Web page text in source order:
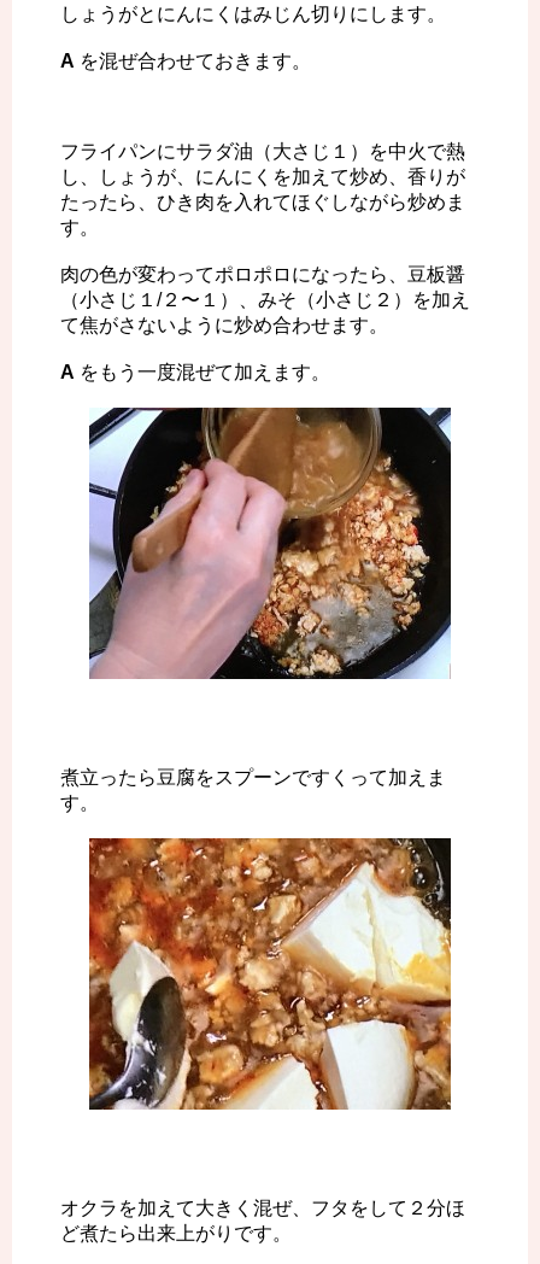
しょうがとにんにくはみじん切りにします。
A を混ぜ合わせておきます。
フライパンにサラダ油（大さじ１）を中火で熱
し、しょうが、にんにくを加えて炒め、香りが
たったら、ひき肉を入れてほぐしながら炒めま
す。
肉の色が変わってポロポロになったら、豆板醤
（小さじ１/２〜１）、みそ（小さじ２）を加え
て焦がさないように炒め合わせます。
A をもう一度混ぜて加えます。
煮立ったら豆腐をスプーンですくって加えま
す。
オクラを加えて大きく混ぜ、フタをして２分ほ
ど煮たら出来上がりです。